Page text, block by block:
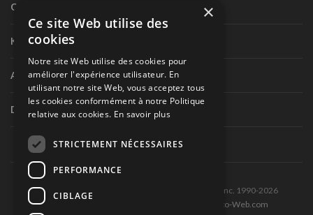
Circuit routier canadien
Karting
Autres séries nationales
Divers
Tous droits réservés © Les Éditions Pole-Position inc. 1990-2026
Ce site est produit et hébergé par Montréal-Photo-Web.com
×
Ce site Web utilise des
cookies
Notre site Web utilise des cookies pour
améliorer l'expérience utilisateur. En
utilisant notre site Web, vous acceptez tous
les cookies conformément à notre Politique
relative aux cookies. En savoir plus
STRICTEMENT NÉCESSAIRES
PERFORMANCE
CIBLAGE